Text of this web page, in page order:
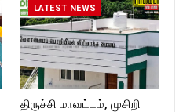
T_TIMESC
LATEST NEWS
திருச்சி மாவட்டம், முசிறி